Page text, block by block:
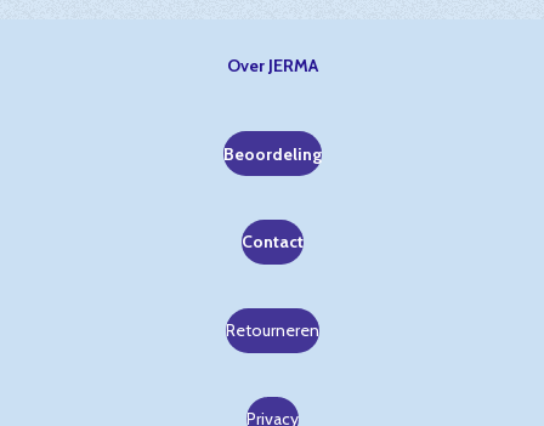
Over JERMA
Beoordeling
Contact
Retourneren
Privacy